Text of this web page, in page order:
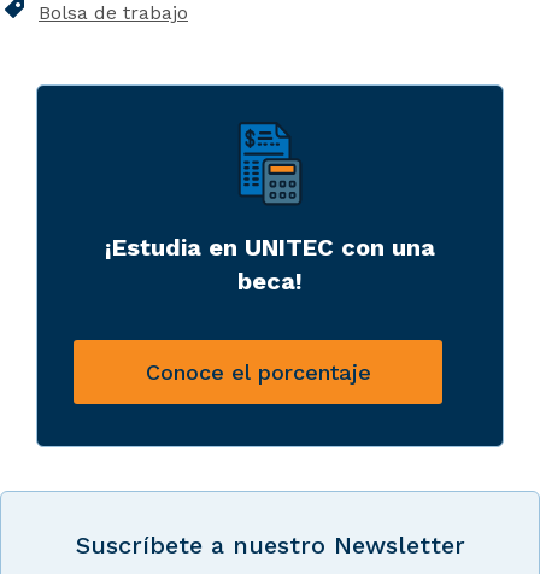
Bolsa de trabajo
¡Estudia en UNITEC con una
beca!
Conoce el porcentaje
Suscríbete a nuestro Newsletter